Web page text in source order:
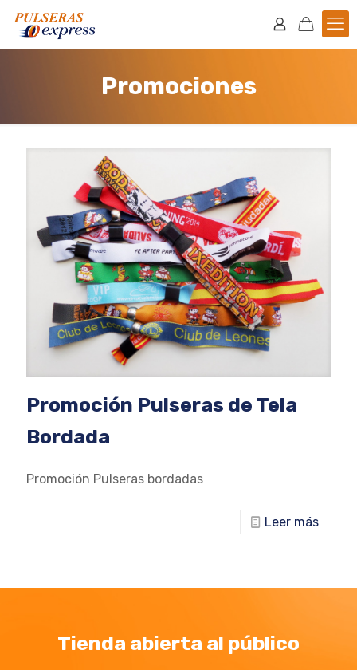
Promociones
Promoción Pulseras de Tela
Bordada
Promoción Pulseras bordadas
Leer más
Tienda abierta al público